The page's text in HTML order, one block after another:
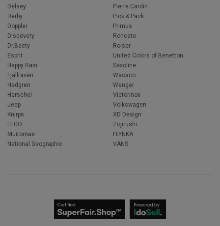
Delsey
Derby
Doppler
Discovery
Dr.Bacty
Esprit
Happy Rain
Fjallraven
Hedgren
Herschel
Jeep
Knirps
LEGO
Muitomas
National Geographic
Pierre Cardin
Pick & Pack
Primus
Roncato
Rolser
United Colors of Benetton
Saxoline
Wacaco
Wenger
Victorinox
Volkswagen
XD Design
Zojirushi
FLYNKA
VANS